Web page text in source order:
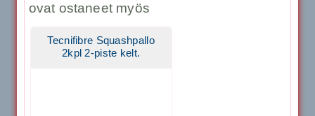
ovat ostaneet myös
Tecnifibre Squashpallo
2kpl 2-piste kelt.